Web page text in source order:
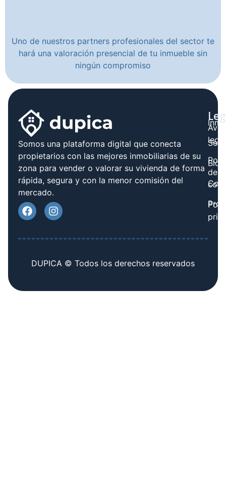
Uno de nuestros partners profesionales del sector te
hará una valoración presencial de tu inmueble sin
ningún compromiso
Somos una plataforma digital que conecta
propietarios con las mejores inmobiliarias de su
zona para vender o valorar su vivienda de forma
rápida, segura y con la menor comisión del
mercado.
Blog
legal
de
DUPICA © Todos los derechos reservados